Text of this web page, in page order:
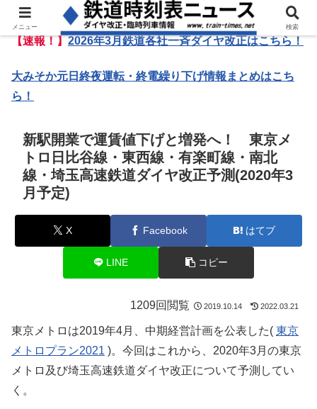
【速報！】2026年3月鉄道各社一斉ダイヤ改正はこちら！
大みそか元日終夜運転・終電繰り下げ情報まとめはこち
ら！
新駅開業で運賃値下げと増発へ！ 東京メ
トロ日比谷線・東西線・有楽町線・南北
線・埼玉高速鉄道ダイヤ改正予測(2020年3
月予定)
X Facebook はてブ
LINE コピー
1209回閲覧 2019.10.14 2022.03.21
東京メトロは2019年4月、中期経営計画を公表した( 東京
メトロプラン2021 )。今回はこれから、2020年3月の東京
メトロ及び埼玉高速鉄道ダイヤ改正について予測してい
く。
メニュー 検索